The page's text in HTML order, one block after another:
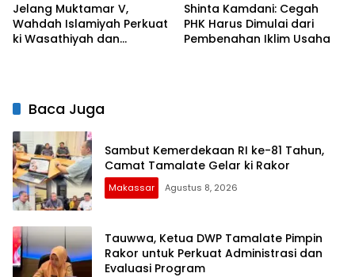
Jelang Muktamar V,
Wahdah Islamiyah Perkuat
ki Wasathiyah dan
Shinta Kamdani: Cegah
PHK Harus Dimulai dari
Pembenahan Iklim Usaha
Baca Juga
Sambut Kemerdekaan RI ke-81 Tahun,
Camat Tamalate Gelar ki Rakor
Makassar Agustus 8, 2026
Tauwwa, Ketua DWP Tamalate Pimpin
Rakor untuk Perkuat Administrasi dan
Evaluasi Program